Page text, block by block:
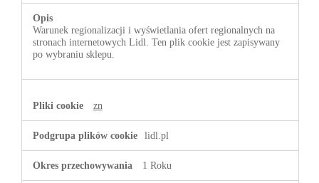
Warunek regionalizacji i wyświetlania ofert regionalnych na
stronach internetowych Lidl. Ten plik cookie jest zapisywany
po wybraniu sklepu.
zn
lidl.pl
1 Roku